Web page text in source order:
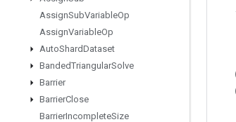
AssignSubVariableOp
AssignVariableOp
AutoShardDataset
BandedTriangularSolve
Barrier
BarrierClose
BarrierIncompleteSize